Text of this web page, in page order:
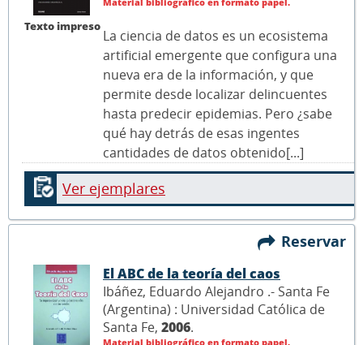
Texto impreso
La ciencia de datos es un ecosistema
artificial emergente que configura una
nueva era de la información, y que
permite desde localizar delincuentes
hasta predecir epidemias. Pero ¿sabe
qué hay detrás de esas ingentes
cantidades de datos obtenido[...]
Ver ejemplares
Reservar
El ABC de la teoría del caos
Ibáñez, Eduardo Alejandro .- Santa Fe
(Argentina) : Universidad Católica de
Santa Fe, 2006.
Material bibliográfico en formato papel.